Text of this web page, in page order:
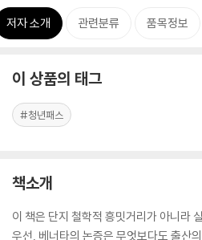
저자 소개 관련분류 품목정보
이 상품의 태그
#청년패스
책소개
이 책은 단지 철학적 흥밋거리가 아니라
우선, 베너타의 논증은 무엇보다도 출산